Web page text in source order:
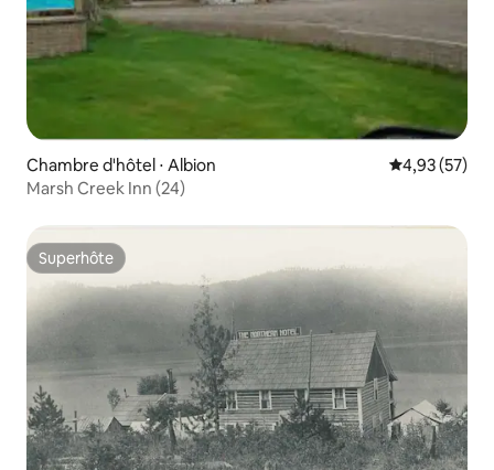
Chambre d'hôtel ⋅ Albion Évaluation
4,93 (57)
Marsh Creek Inn (24)
Superhôte
Superhôte